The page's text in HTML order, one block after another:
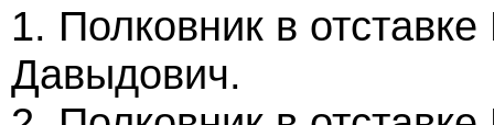
1. Полковник в
Давыдович.